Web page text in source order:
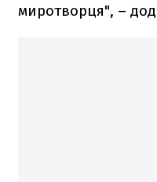
миротворця", –